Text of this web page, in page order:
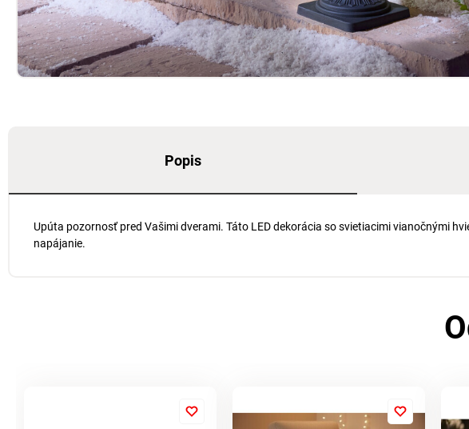
Popis
Upúta pozornosť pred Vašimi dverami. Táto LED dekorácia so svietiacimi vianočnými
napájanie.